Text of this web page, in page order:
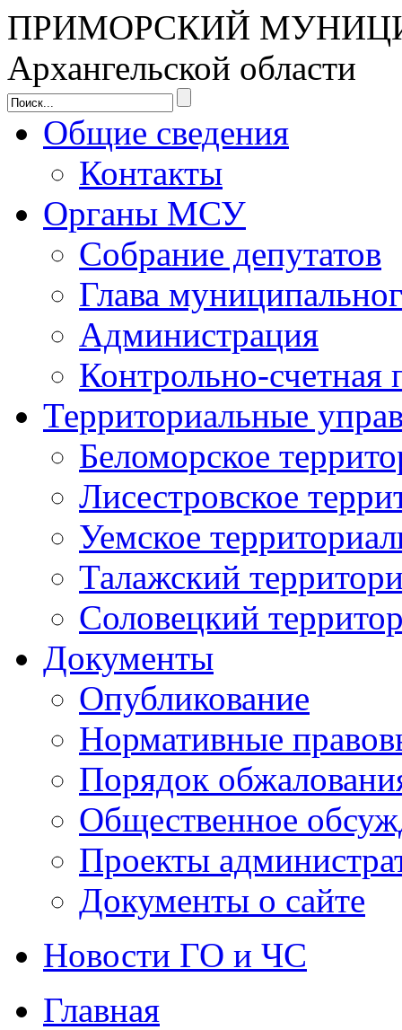
ПРИМОРСКИЙ
Архангельской области
Общие сведения
Контакты
Органы МСУ
Собрание депутатов
Глава
Администрация
Контрольно-счетная
Территориальные
Беломорское
Лисестровское
Уемское
Талажский
Соловецкий
Документы
Опубликование
Нормативные
Порядок
Общественное
Проекты
Документы о сайте
Новости ГО и ЧС
Главная